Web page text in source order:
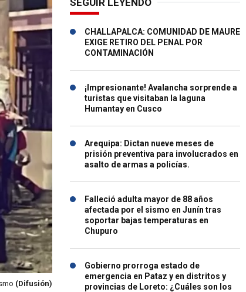
(Difusión)
SEGUIR LEYENDO
CHALLAPALCA: COMUNIDAD DE MAURE
EXIGE RETIRO DEL PENAL POR
CONTAMINACIÓN
¡Impresionante! Avalancha sorprende a
turistas que visitaban la laguna
Humantay en Cusco
Arequipa: Dictan nueve meses de
prisión preventiva para involucrados en
asalto de armas a policías.
Falleció adulta mayor de 88 años
afectada por el sismo en Junín tras
soportar bajas temperaturas en
Chupuro
Gobierno prorroga estado de
emergencia en Pataz y en distritos y
provincias de Loreto: ¿Cuáles son los